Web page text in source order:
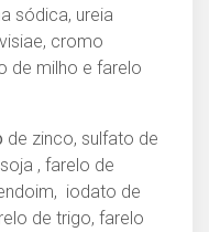
sódica, ureia
cromo
de milho e farelo
de zinco, sulfato de
, farelo de
iodato de
de trigo, farelo